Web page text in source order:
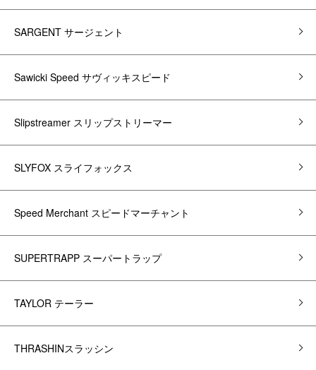
SARGENT サージェント
Sawicki Speed サヴィッキスピード
Slipstreamer スリップストリーマー
SLYFOX スライフォックス
Speed Merchant スピードマーチャント
SUPERTRAPP スーパートラップ
TAYLOR テーラー
THRASHINスラッシン